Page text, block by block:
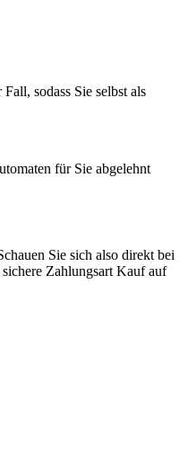
sodass Sie selbst als
für Sie abgelehnt
Sie sich also direkt bei
Zahlungsart Kauf auf